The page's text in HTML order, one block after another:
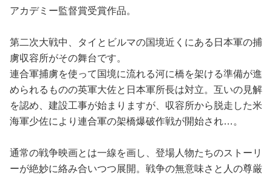
アカデミー監督賞受賞作品。
第二次大戦中、タイとビルマの国境近くにある日本軍の捕
虜収容所がその舞台です。
連合軍捕虜を使って国境に流れる河に橋を架ける準備が進
められるものの英軍大佐と日本軍所長は対立。互いの見解
を認め、建設工事が始まりますが、収容所から脱走した米
海軍少佐により連合軍の架橋爆破作戦が開始され…。
通常の戦争映画とは一線を画し、登場人物たちのストーリ
ーが絶妙に絡み合いつつ展開。戦争の無意味さと人の尊厳